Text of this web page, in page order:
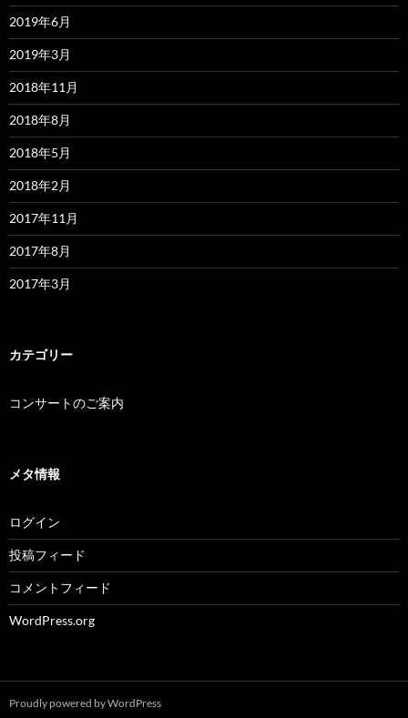
2019年6月
2019年3月
2018年11月
2018年8月
2018年5月
2018年2月
2017年11月
2017年8月
2017年3月
カテゴリー
コンサートのご案内
メタ情報
ログイン
投稿フィード
コメントフィード
WordPress.org
Proudly powered by WordPress